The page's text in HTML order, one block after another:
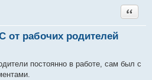
рабочих родителей
Цитата
постоянно в работе, сам был с